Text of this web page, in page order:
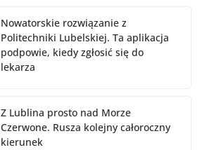
Nowatorskie rozwiązanie z
Politechniki Lubelskiej. Ta aplikacja
podpowie, kiedy zgłosić się do
lekarza
Z Lublina prosto nad Morze
Czerwone. Rusza kolejny całoroczny
kierunek